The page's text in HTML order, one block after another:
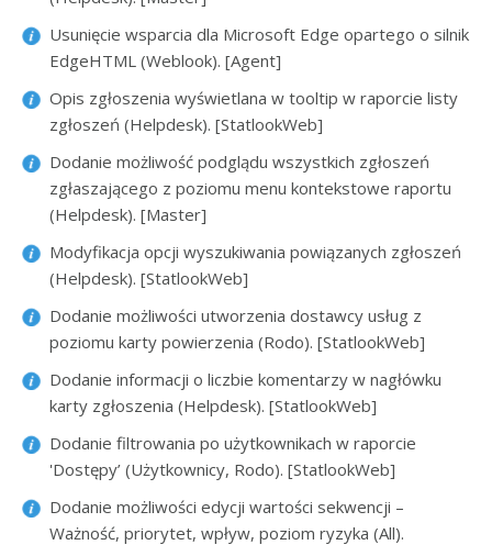
Usunięcie wsparcia dla Microsoft Edge opartego o silnik
EdgeHTML (Weblook). [Agent]
Opis zgłoszenia wyświetlana w tooltip w raporcie listy
zgłoszeń (Helpdesk). [StatlookWeb]
Dodanie możliwość podglądu wszystkich zgłoszeń
zgłaszającego z poziomu menu kontekstowe raportu
(Helpdesk). [Master]
Modyfikacja opcji wyszukiwania powiązanych zgłoszeń
(Helpdesk). [StatlookWeb]
Dodanie możliwości utworzenia dostawcy usług z
poziomu karty powierzenia (Rodo). [StatlookWeb]
Dodanie informacji o liczbie komentarzy w nagłówku
karty zgłoszenia (Helpdesk). [StatlookWeb]
Dodanie filtrowania po użytkownikach w raporcie
'Dostępy’ (Użytkownicy, Rodo). [StatlookWeb]
Dodanie możliwości edycji wartości sekwencji –
Ważność, priorytet, wpływ, poziom ryzyka (All).